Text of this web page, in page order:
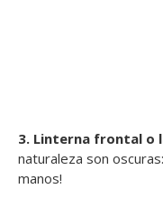
3. Linterna frontal o
naturaleza son
manos!